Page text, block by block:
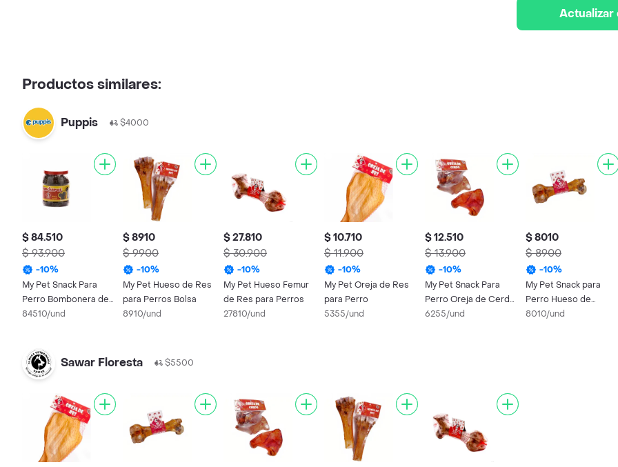
Actualizar
Productos similares:
Puppis $4000
$ 84.510
$ 93.900
-10%
My Pet Snack Para
Perro Bombonera de
Rancheros
84510/und
$ 8910
$ 9900
-10%
My Pet Hueso de Res
para Perros Bolsa
8910/und
$ 27.810
$ 30.900
-10%
My Pet Hueso Femur
de Res para Perros
27810/und
$ 10.710
$ 11.900
-10%
My Pet Oreja de Res
para Perro
5355/und
$ 12.510
$ 13.900
-10%
My Pet Snack Para
Perro Oreja de Cerdo
Ref. 0058
6255/und
$ 8010
$ 8900
-10%
My Pet Snack para
Perro Hueso de
Cerdo
8010/und
Sawar Floresta $5500